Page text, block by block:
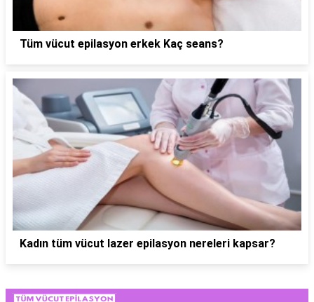
Tüm vücut epilasyon erkek Kaç seans?
Kadın tüm vücut lazer epilasyon nereleri kapsar?